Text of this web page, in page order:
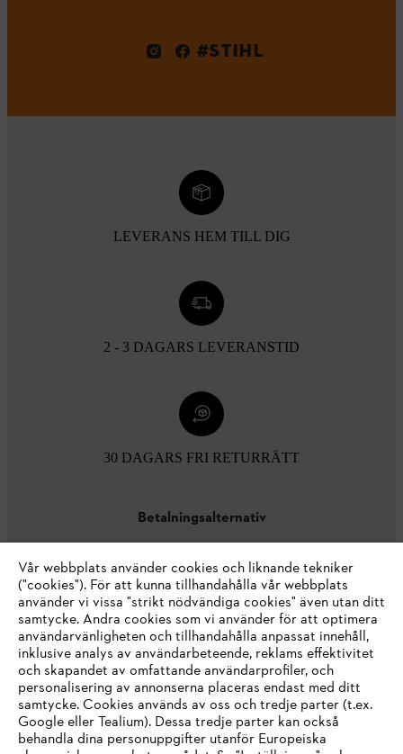
#STIHL
LEVERANS HEM TILL DIG
2 - 3 DAGARS LEVERANSTID
30 DAGARS FRI RETURRÄTT
Betalningsalternativ
Företaget
STIHL FAQ
Vår webbplats använder cookies och liknande tekniker
("cookies"). För att kunna tillhandahålla vår webbplats
använder vi vissa "strikt nödvändiga cookies" även utan ditt
samtycke. Andra cookies som vi använder för att optimera
användarvänligheten och tillhandahålla anpassat innehåll,
inklusive analys av användarbeteende, reklams effektivitet
och skapandet av omfattande användarprofiler, och
personalisering av annonserna placeras endast med ditt
samtycke. Cookies används av oss och tredje parter (t.ex.
Google eller Tealium). Dessa tredje parter kan också
behandla dina personuppgifter utanför Europeiska